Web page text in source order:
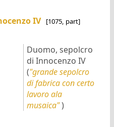
IV [1075, part]
Duomo, sepolcro
di Innocenzo IV
("grande sepolcro
di fabrica con certo
lavoro ala
musaica")